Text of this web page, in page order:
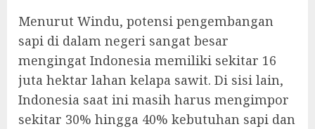
Menurut Windu, potensi pengembangan
sapi di dalam negeri sangat besar
mengingat Indonesia memiliki sekitar 16
juta hektar lahan kelapa sawit. Di sisi lain,
Indonesia saat ini masih harus mengimpor
sekitar 30% hingga 40% kebutuhan sapi dan